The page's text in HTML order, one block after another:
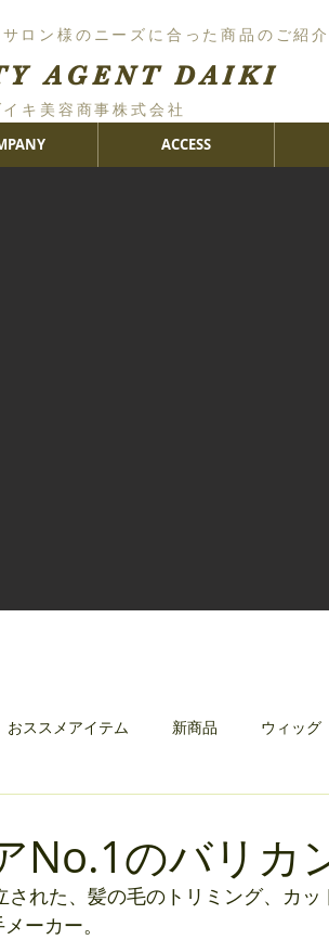
ロン様のニーズに合った商品のご紹
AGENT DAIKI
ACCESS
イキ美容商事株式会社
おススメアイテム 新商品 ウィッグ
No.1のバリカ
れた、髪の毛のトリミング、カッ
ーカー。